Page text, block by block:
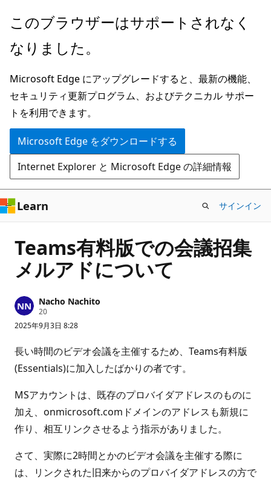
メ
ン
ン
テ
ン
ツ
に
ス
キ
ッ
プ
このブラウザーはサポートされなく
なりました。
Microsoft Edge にアップグレードすると、最新の機能、
セキュリティ更新プログラム、およびテクニカル サポー
トを利用できます。
Microsoft Edge をダウンロードする
Internet Explorer と Microsoft Edge の詳細情報
Learn サインイン
Teams有料版での会議招集
メルアドについて
Nacho Nachito
20評
価
の
イ
ン
ト
2025年9月3日 8:28
長い時間のビデオ会議を主催するため、Teams有料版
(Essentials)に加入したばかりの者です。
MSアカウントは、既存のプロバイダアドレスのものに
加え、onmicrosoft.comドメインのアドレスも新規に
作り、相互リンクさせるよう指示がありました。
さて、実際に2時間とかのビデオ会議を主催する際に
は、リンクされた旧来からのプロバイダアドレスの方で